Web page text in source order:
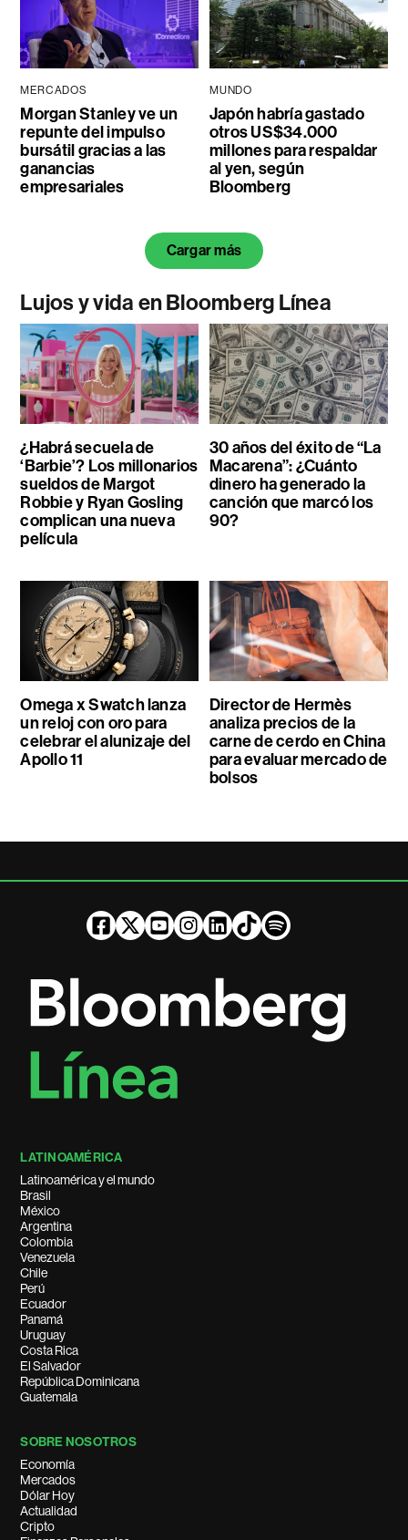
MERCADOS
Morgan Stanley ve un
repunte del impulso
bursátil gracias a las
ganancias
empresariales
MUNDO
Japón habría gastado
otros US$34.000
millones para respaldar
al yen, según
Bloomberg
Cargar más
Lujos y vida en Bloomberg Línea
¿Habrá secuela de
‘Barbie’? Los millonarios
sueldos de Margot
Robbie y Ryan Gosling
complican una nueva
película
30 años del éxito de “La
Macarena”: ¿Cuánto
dinero ha generado la
canción que marcó los
90?
Omega x Swatch lanza
un reloj con oro para
celebrar el alunizaje del
Apollo 11
Director de Hermès
analiza precios de la
carne de cerdo en China
para evaluar mercado de
bolsos
LATINOAMÉRICA
Latinoamérica y el mundo
Brasil
México
Argentina
Colombia
Venezuela
Chile
Perú
Ecuador
Panamá
Uruguay
Costa Rica
El Salvador
República Dominicana
Guatemala
SOBRE NOSOTROS
Economía
Mercados
Dólar Hoy
Actualidad
Cripto